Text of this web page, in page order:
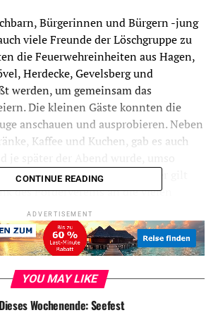
Bürgerinnen und Bürgern -jung
viele Freunde der Löschgruppe zu
die Feuerwehreinheiten aus Hagen,
Herdecke, Gevelsberg und
werden, um gemeinsam das
Die kleinen Gäste konnten die
anschauen und ausprobieren. Neben
Kaffee und Kuchen, gab es auch
Schlange am Tombolastand. Hier gilt
des Fördervereins an die vielen
aus Wetter und Umgebung!
CONTINUE READING
ADVERTISEMENT
YOU MAY LIKE
Dieses Wochenende: Seefest